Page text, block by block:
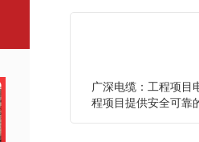
广深电缆：工程项目
程项目提供安全可靠